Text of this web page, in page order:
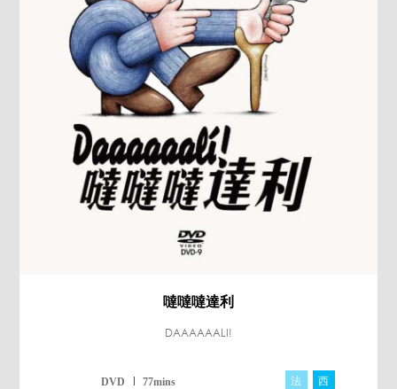
噠噠噠達利
DAAAAAALI!
DVD 77mins 法 西